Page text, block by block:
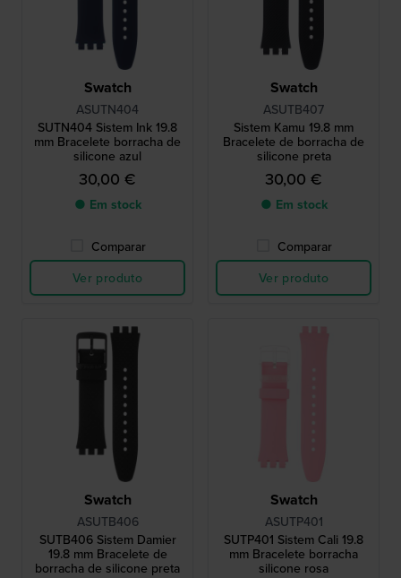
Swatch
ASUTN404
SUTN404 Sistem Ink 19.8
mm Bracelete borracha de
silicone azul
30,00 €
● Em stock
Comparar
Ver produto
Swatch
ASUTB407
Sistem Kamu 19.8 mm
Bracelete de borracha de
silicone preta
30,00 €
● Em stock
Comparar
Ver produto
Swatch
ASUTB406
SUTB406 Sistem Damier
19.8 mm Bracelete de
borracha de silicone preta
Swatch
ASUTP401
SUTP401 Sistem Cali 19.8
mm Bracelete borracha
silicone rosa